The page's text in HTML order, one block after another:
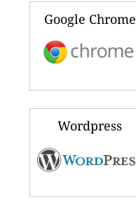
Google Chrome
Wordpress